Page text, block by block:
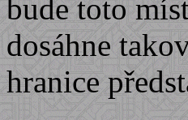
bude toto
dosáhne
hranice